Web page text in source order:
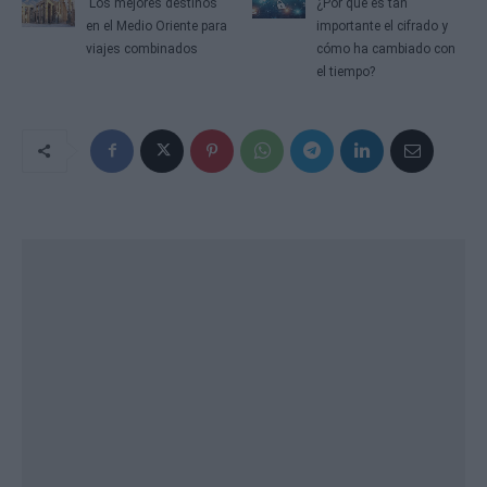
Los mejores destinos
en el Medio Oriente para
viajes combinados
¿Por qué es tan
importante el cifrado y
cómo ha cambiado con
el tiempo?